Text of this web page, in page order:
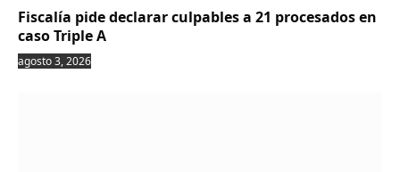
Fiscalía pide declarar culpables a 21 procesados en
caso Triple A
agosto 3, 2026